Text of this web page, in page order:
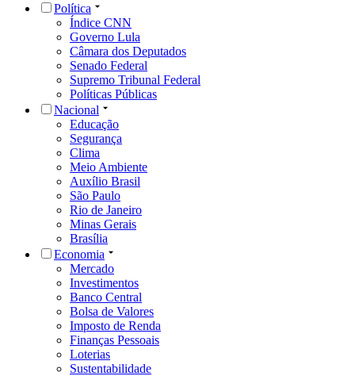
Política
Índice CNN
Governo Lula
Câmara dos Deputados
Senado Federal
Supremo Tribunal Federal
Políticas Públicas
Nacional
Educação
Segurança
Clima
Meio Ambiente
Auxílio Brasil
São Paulo
Rio de Janeiro
Minas Gerais
Brasília
Economia
Mercado
Investimentos
Banco Central
Bolsa de Valores
Imposto de Renda
Finanças Pessoais
Loterias
Sustentabilidade